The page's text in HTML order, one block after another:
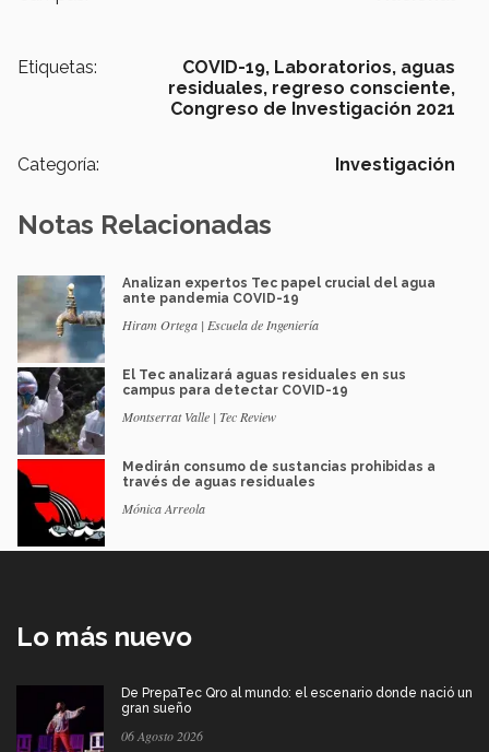
Etiquetas: COVID-19, Laboratorios, aguas
residuales, regreso consciente,
Congreso de Investigación 2021
Categoría: Investigación
Notas Relacionadas
Analizan expertos Tec papel crucial del agua
ante pandemia COVID-19
Hiram Ortega | Escuela de Ingeniería
El Tec analizará aguas residuales en sus
campus para detectar COVID-19
Montserrat Valle | Tec Review
Medirán consumo de sustancias prohibidas a
través de aguas residuales
Mónica Arreola
Lo más nuevo
De PrepaTec Qro al mundo: el escenario donde nació un
gran sueño
06 Agosto 2026